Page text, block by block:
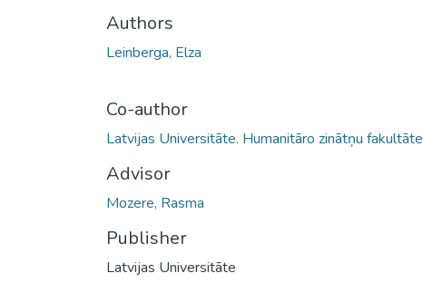
Authors
Leinberga, Elza
Co-author
Latvijas Universitāte. Humanitāro zinātņu fakultāte
Advisor
Mozere, Rasma
Publisher
Latvijas Universitāte